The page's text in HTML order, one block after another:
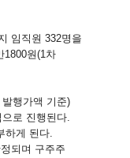
임직원 332명을
1800원(1차
행가액 기준)
로 진행된다.
하게 된다.
되며 구주주